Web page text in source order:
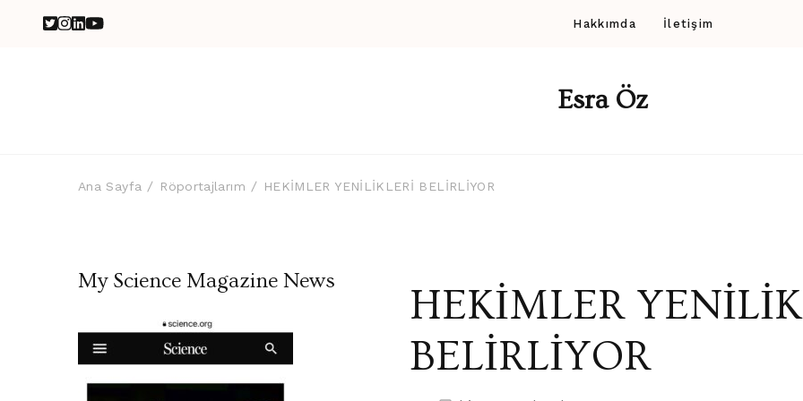
Hakkımda İletişim
Esra Öz
Ana Sayfa Röportajlarım HEKİMLER YENİLİKLERİ BELİRLİYOR
HEKİMLER
BELİRLİYOR
My Science Magazine News